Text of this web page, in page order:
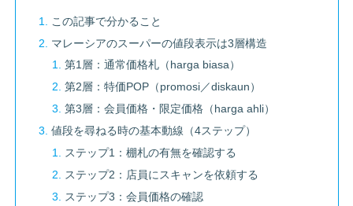
この記事で分かること
マレーシアのスーパーの値段表示は3層構造
第1層：通常価格札（harga biasa）
第2層：特価POP（promosi／diskaun）
第3層：会員価格・限定価格（harga ahli）
値段を尋ねる時の基本動線（4ステップ）
ステップ1：棚札の有無を確認する
ステップ2：店員にスキャンを依頼する
ステップ3：会員価格の確認